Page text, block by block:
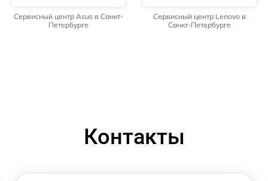
Сервисный центр Asus в Санкт-
Петербурге
Сервисный центр Lenovo в
Санкт-Петербурге
Контакты